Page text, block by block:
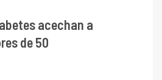
acechan a
de 50